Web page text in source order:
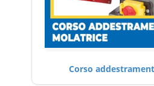
Corso